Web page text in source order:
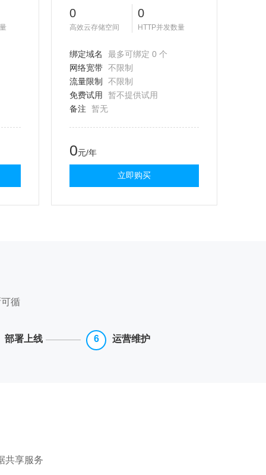
0
高效云存储空间
0
HTTP并发数量
绑定域名
最多可绑定 0 个
网络宽带 不限制
流量限制
不限制
免费试用
暂不提供试用
备注
暂无
0元/年
立即购买
循
部署上线 运营维护
共享服务